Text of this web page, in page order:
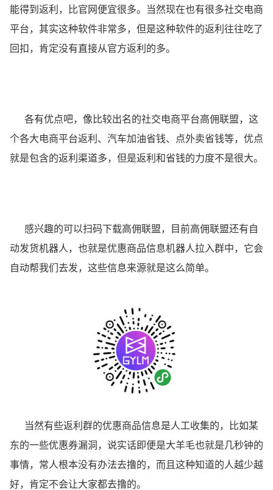
能得到返利，比官网便宜很多。当然现在也有很多社交电商
平台，其实这种软件非常多，但是这种软件的返利往往吃了
回扣，肯定没有直接从官方返利的多。
各有优点吧，像比较出名的社交电商平台高佣联盟，这
个各大电商平台返利、汽车加油省钱、点外卖省钱等，优点
就是包含的返利渠道多，但是返利和省钱的力度不是很大。
感兴趣的可以扫码下载高佣联盟，目前高佣联盟还有自
动发货机器人，也就是优惠商品信息机器人拉入群中，它会
自动帮我们去发，这些信息来源就是这么简单。
当然有些返利群的优惠商品信息是人工收集的，比如某
东的一些优惠券漏洞，说实话即便是大羊毛也就是几秒钟的
事情，常人根本没有办法去撸的，而且这种知道的人越少越
好，肯定不会让大家都去撸的。